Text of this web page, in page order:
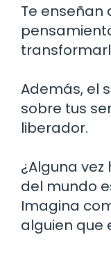
Te enseñan
Además, el
sobre tus
liberador.
¿Alguna
del mundo
Imagina
alguien que